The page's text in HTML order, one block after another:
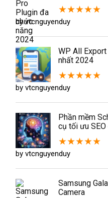
★★★★★
by vtcnguyenduy
WP All
nhất 2024
★★★★★
by vtcnguyenduy
Phần mềm
cụ tối ưu
★★★★★
by vtcnguyenduy
Samsung
Camera